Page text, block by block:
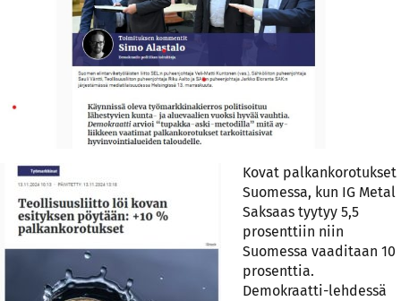
Kovat palkankorotukset
Suomessa, kun IG Metal
Saksaas tyytyy 5,5
prosenttiin niin
Suomessa vaaditaan 10
prosenttia.
Demokraatti-lehdessä